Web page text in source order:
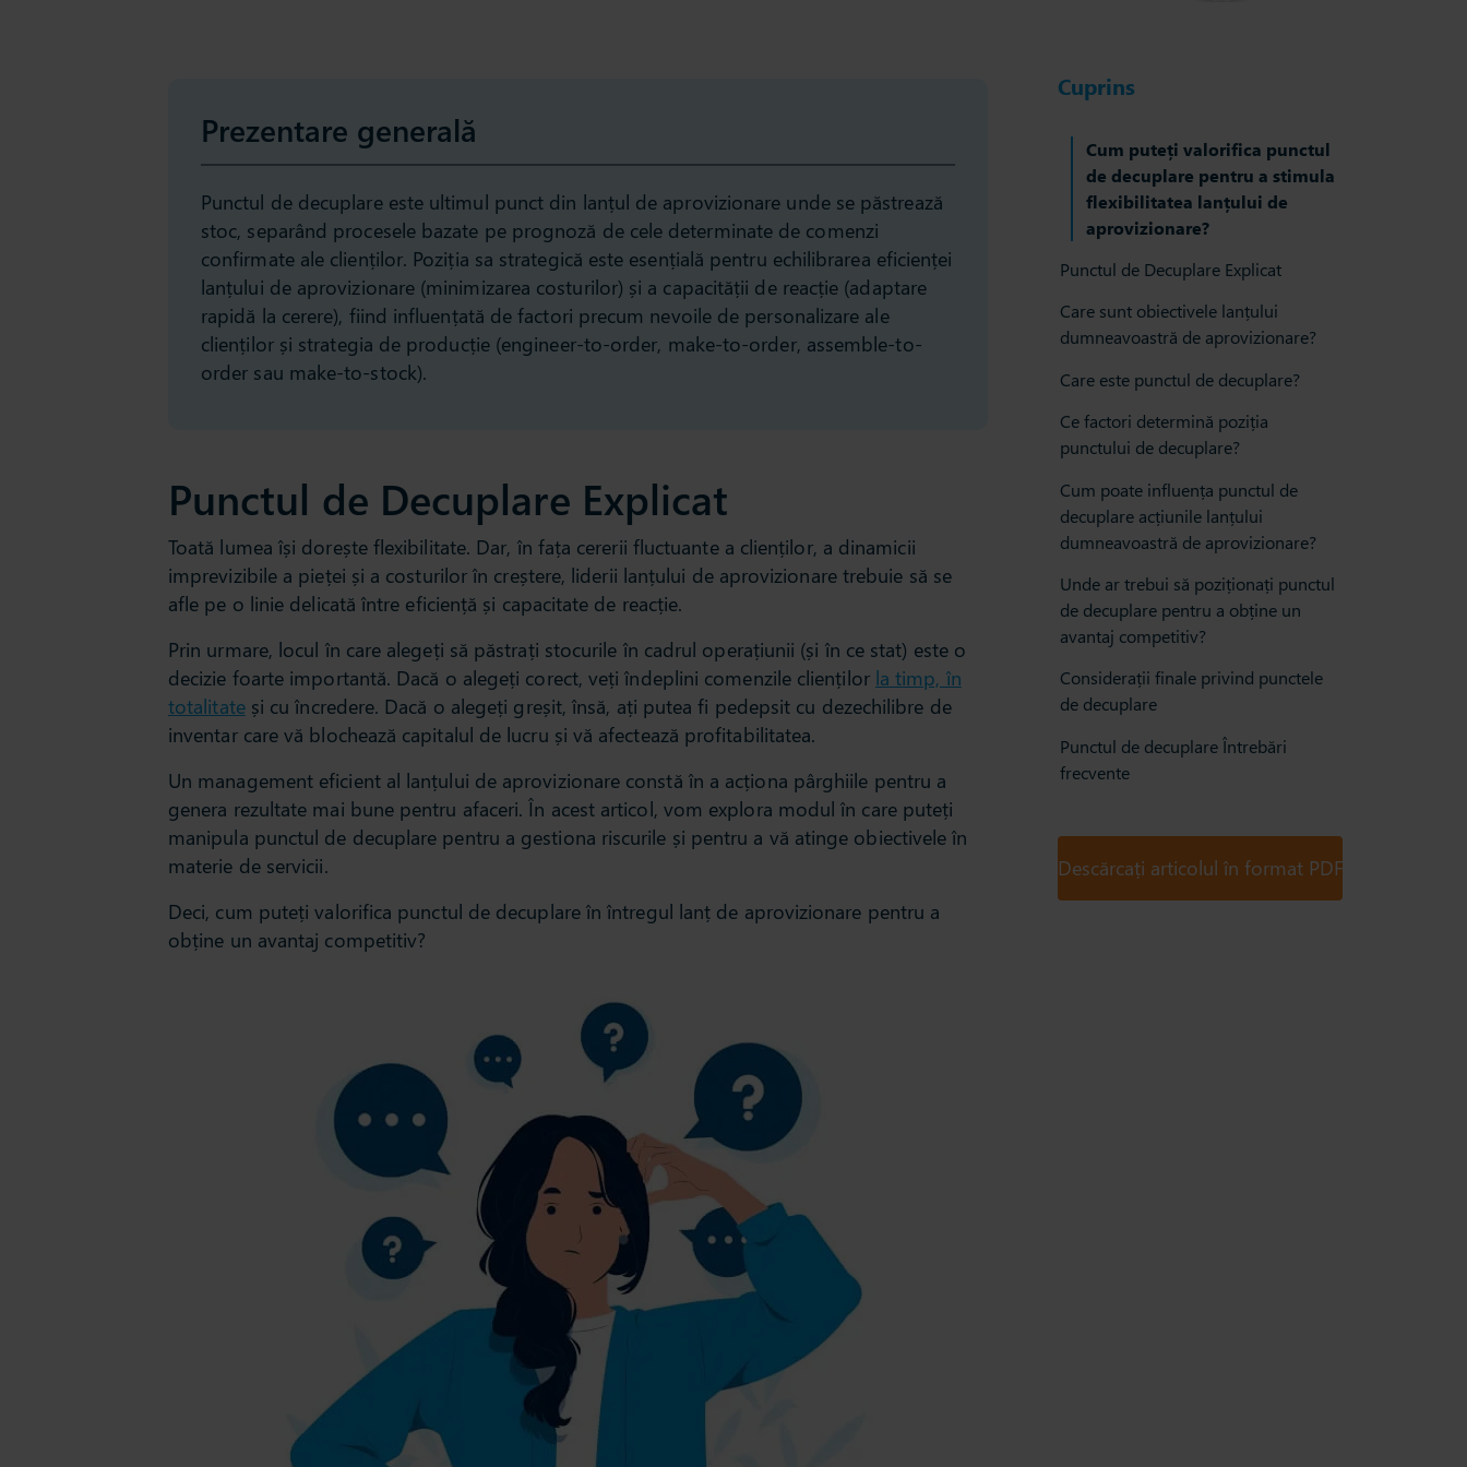
Cuprins
Cum puteți valorifica punctul
de decuplare pentru a stimula
flexibilitatea lanțului de
aprovizionare?
Punctul de Decuplare Explicat
Care sunt obiectivele lanțului
dumneavoastră de aprovizionare?
Care este punctul de decuplare?
Ce factori determină poziția
punctului de decuplare?
Cum poate influența punctul de
decuplare acțiunile lanțului
dumneavoastră de aprovizionare?
Unde ar trebui să poziționați punctul
de decuplare pentru a obține un
avantaj competitiv?
Considerații finale privind punctele
de decuplare
Punctul de decuplare Întrebări
frecvente
Descărcați articolul în format PDF
Prezentare generală
Punctul de decuplare este ultimul punct din lanțul de aprovizionare unde se păstrează
stoc, separând procesele bazate pe prognoză de cele determinate de comenzi
confirmate ale clienților. Poziția sa strategică este esențială pentru echilibrarea eficienței
lanțului de aprovizionare (minimizarea costurilor) și a capacității de reacție (adaptare
rapidă la cerere), fiind influențată de factori precum nevoile de personalizare ale
clienților și strategia de producție (engineer-to-order, make-to-order, assemble-to-
order sau make-to-stock).
Punctul de Decuplare Explicat
Toată lumea își dorește flexibilitate. Dar, în fața cererii fluctuante a clienților, a dinamicii
imprevizibile a pieței și a costurilor în creștere, liderii lanțului de aprovizionare trebuie să se
afle pe o linie delicată între eficiență și capacitate de reacție.
Prin urmare, locul în care alegeți să păstrați stocurile în cadrul operațiunii (și în ce stat) este o
decizie foarte importantă. Dacă o alegeți corect, veți îndeplini comenzile clienților ​la timp, în
totalitateși cu încredere. Dacă o alegeți greșit, însă, ați putea fi pedepsit cu dezechilibre de
inventar care vă blochează capitalul de lucru și vă afectează profitabilitatea.
Un management eficient al lanțului de aprovizionare constă în a acționa pârghiile pentru a
genera rezultate mai bune pentru afaceri. În acest articol, vom explora modul în care puteți
manipula punctul de decuplare pentru a gestiona riscurile și pentru a vă atinge obiectivele în
materie de servicii.
Deci, cum puteți valorifica punctul de decuplare în întregul lanț de aprovizionare pentru a
obține un avantaj competitiv?